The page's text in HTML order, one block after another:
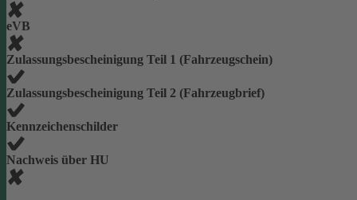
eVB
Zulassungsbescheinigung Teil 1 (Fahrzeugschein)
Zulassungsbescheinigung Teil 2 (Fahrzeugbrief)
Kennzeichenschilder
Nachweis über HU